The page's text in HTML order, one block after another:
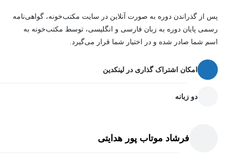
پس از گذراندن دوره به صورت آنلاین در سایت مکتب‌خونه، گواهی‌نامه
رسمی پایان دوره به زبان فارسی و انگلیسی، توسط مکتب‌خونه به
اسم شما صادر شده و در اختیار شما قرار می‌گیرد.
امکان اشتراک گذاری در لینکدین
دو زبانه
فرشاد موتاب پور هدایتی